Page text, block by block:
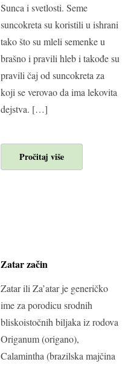
Sunca i svetlosti. Seme
suncokreta su koristili u ishrani
tako što su mleli semenke u
brašno i pravili hleb i takođe su
pravili čaj od suncokreta za
koji se verovao da ima lekovita
dejstva. […]
Pročitaj više
Zatar začin
Zatar ili Za’atar je generičko
ime za porodicu srodnih
bliskoistočnih biljaka iz rodova
Origanum (origano),
Calamintha (brazilska majčina